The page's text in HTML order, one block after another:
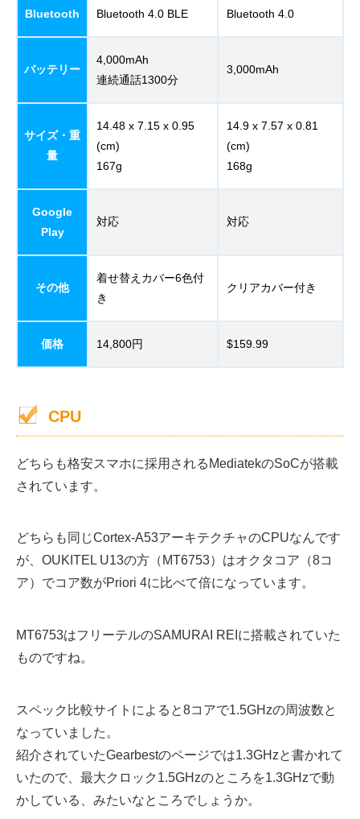
Bluetooth Bluetooth 4.0 BLE Bluetooth 4.0
バッテリー
4,000mAh
連続通話1300分
3,000mAh
サイズ・重
量
14.48 x 7.15 x 0.95
(cm)
167g
14.9 x 7.57 x 0.81
(cm)
168g
Google
Play
対応 対応
その他
着せ替えカバー6色付
き
クリアカバー付き
価格 14,800円 $159.99
CPU
どちらも格安スマホに採用されるMediatekのSoCが搭載
されています。
どちらも同じCortex-A53アーキテクチャのCPUなんです
が、OUKITEL U13の方（MT6753）はオクタコア（8コ
ア）でコア数がPriori 4に比べて倍になっています。
MT6753はフリーテルのSAMURAI REIに搭載されていた
ものですね。
スペック比較サイトによると8コアで1.5GHzの周波数と
なっていました。
紹介されていたGearbestのページでは1.3GHzと書かれて
いたので、最大クロック1.5GHzのところを1.3GHzで動
かしている、みたいなところでしょうか。